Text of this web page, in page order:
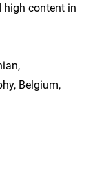
high content in
Belgium,